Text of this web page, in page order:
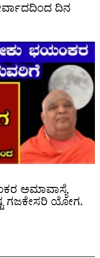
ದಿನ
ಅಮಾವಾಸ್ಯೆ
ಗಜಕೇಸರಿ ಯೋಗ.